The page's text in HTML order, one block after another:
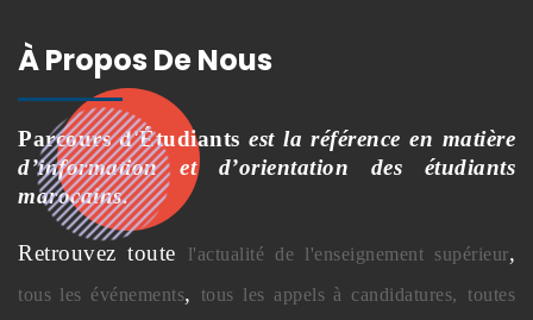
À Propos De Nous
Parcours d'Étudiants est la référence en matière
d’information et d’orientation des étudiants
marocains.
Retrouvez toute l'actualité de l'enseignement supérieur,
tous les événements, tous les appels à candidatures, toutes